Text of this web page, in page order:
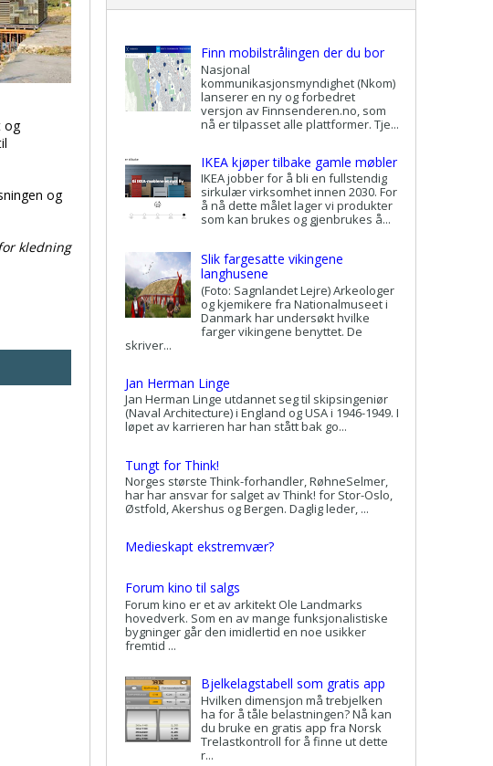
og
og
kledning
Finn mobilstrålingen der du bor
Nasjonal
kommunikasjonsmyndighet (Nkom)
lanserer en ny og forbedret
versjon av Finnsenderen.no, som
nå er tilpasset alle plattformer. Tje...
IKEA kjøper tilbake gamle møbler
IKEA jobber for å bli en fullstendig
sirkulær virksomhet innen 2030. For
å nå dette målet lager vi produkter
som kan brukes og gjenbrukes å...
Slik fargesatte vikingene
langhusene
(Foto: Sagnlandet Lejre) Arkeologer
og kjemikere fra Nationalmuseet i
Danmark har undersøkt hvilke
farger vikingene benyttet. De
skriver...
Jan Herman Linge
Jan Herman Linge utdannet seg til skipsingeniør
(Naval Architecture) i England og USA i 1946-1949. I
løpet av karrieren har han stått bak go...
Tungt for Think!
Norges største Think-forhandler, RøhneSelmer,
har har ansvar for salget av Think! for Stor-Oslo,
Østfold, Akershus og Bergen. Daglig leder, ...
Medieskapt ekstremvær?
Forum kino til salgs
Forum kino er et av arkitekt Ole Landmarks
hovedverk. Som en av mange funksjonalistiske
bygninger går den imidlertid en noe usikker
fremtid ...
Bjelkelagstabell som gratis app
Hvilken dimensjon må trebjelken
ha for å tåle belastningen? Nå kan
du bruke en gratis app fra Norsk
Trelastkontroll for å finne ut dette
r...